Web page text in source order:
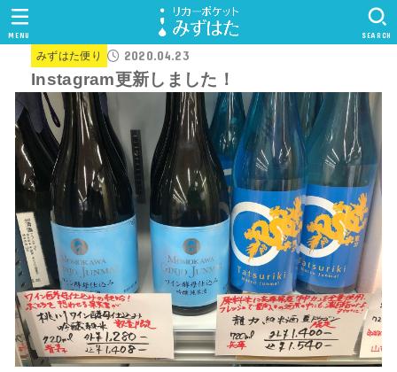
SEARCH
MENU
みずはた便り 2020.04.23
Instagram更新しました！